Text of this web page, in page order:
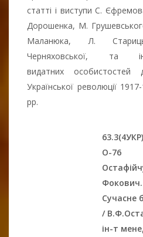
статті і виступи С.
Дорошенка, М.
Маланюка, Л.
Черняховської, та
видатних особистостей
Української революції
рр.
63.3(4УКР)
О-76
Фокович.
Сучасне
/
ін-т